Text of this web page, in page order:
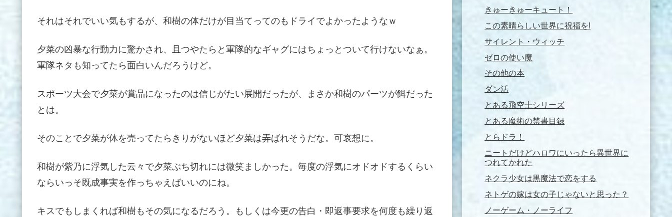
それはそれでいい気もするが、和樹の体だけが目当てってのもドライでよかったようなｗ
夕菜の凶暴な行動力に驚かされ、且つやたらと軍隊的なギャグにはちょっとついて行けないなぁ。
軍隊ネタも知ってたら面白いんだろうけど。
スポーツ大会で夕菜が賞品になったのは信じがたい展開だったが、まさか和樹のパーツが餌だった
とは。
そのことで夕菜が体を売ってたらきりがないほど夕菜は弄ばれそうだな。可哀想に。
和樹が紫乃に浮気した云々で夕菜ぶち切れには微笑ましかった。毎度の浮気にオドオドするくらい
ならいっそ既成事実を作っちゃえばいいのにね。
キスでもしまくれば和樹もその気になるだろう。もしくは今更の告白・即返事要求を何度も繰り返
きゅーきゅーキュート！
この素晴らしい世界に祝福を!
サイレント・ウィッチ
ゼロの使い魔
その他の本
ダン活
とある飛空士シリーズ
とある魔術の禁書目録
とらドラ！
ニートだけどハロワにいったら異世界に
つれてかれた
ネクラ少女は黒魔法で恋をする
ネトゲの嫁は女の子じゃないと思った？
ノーゲーム・ノーライフ